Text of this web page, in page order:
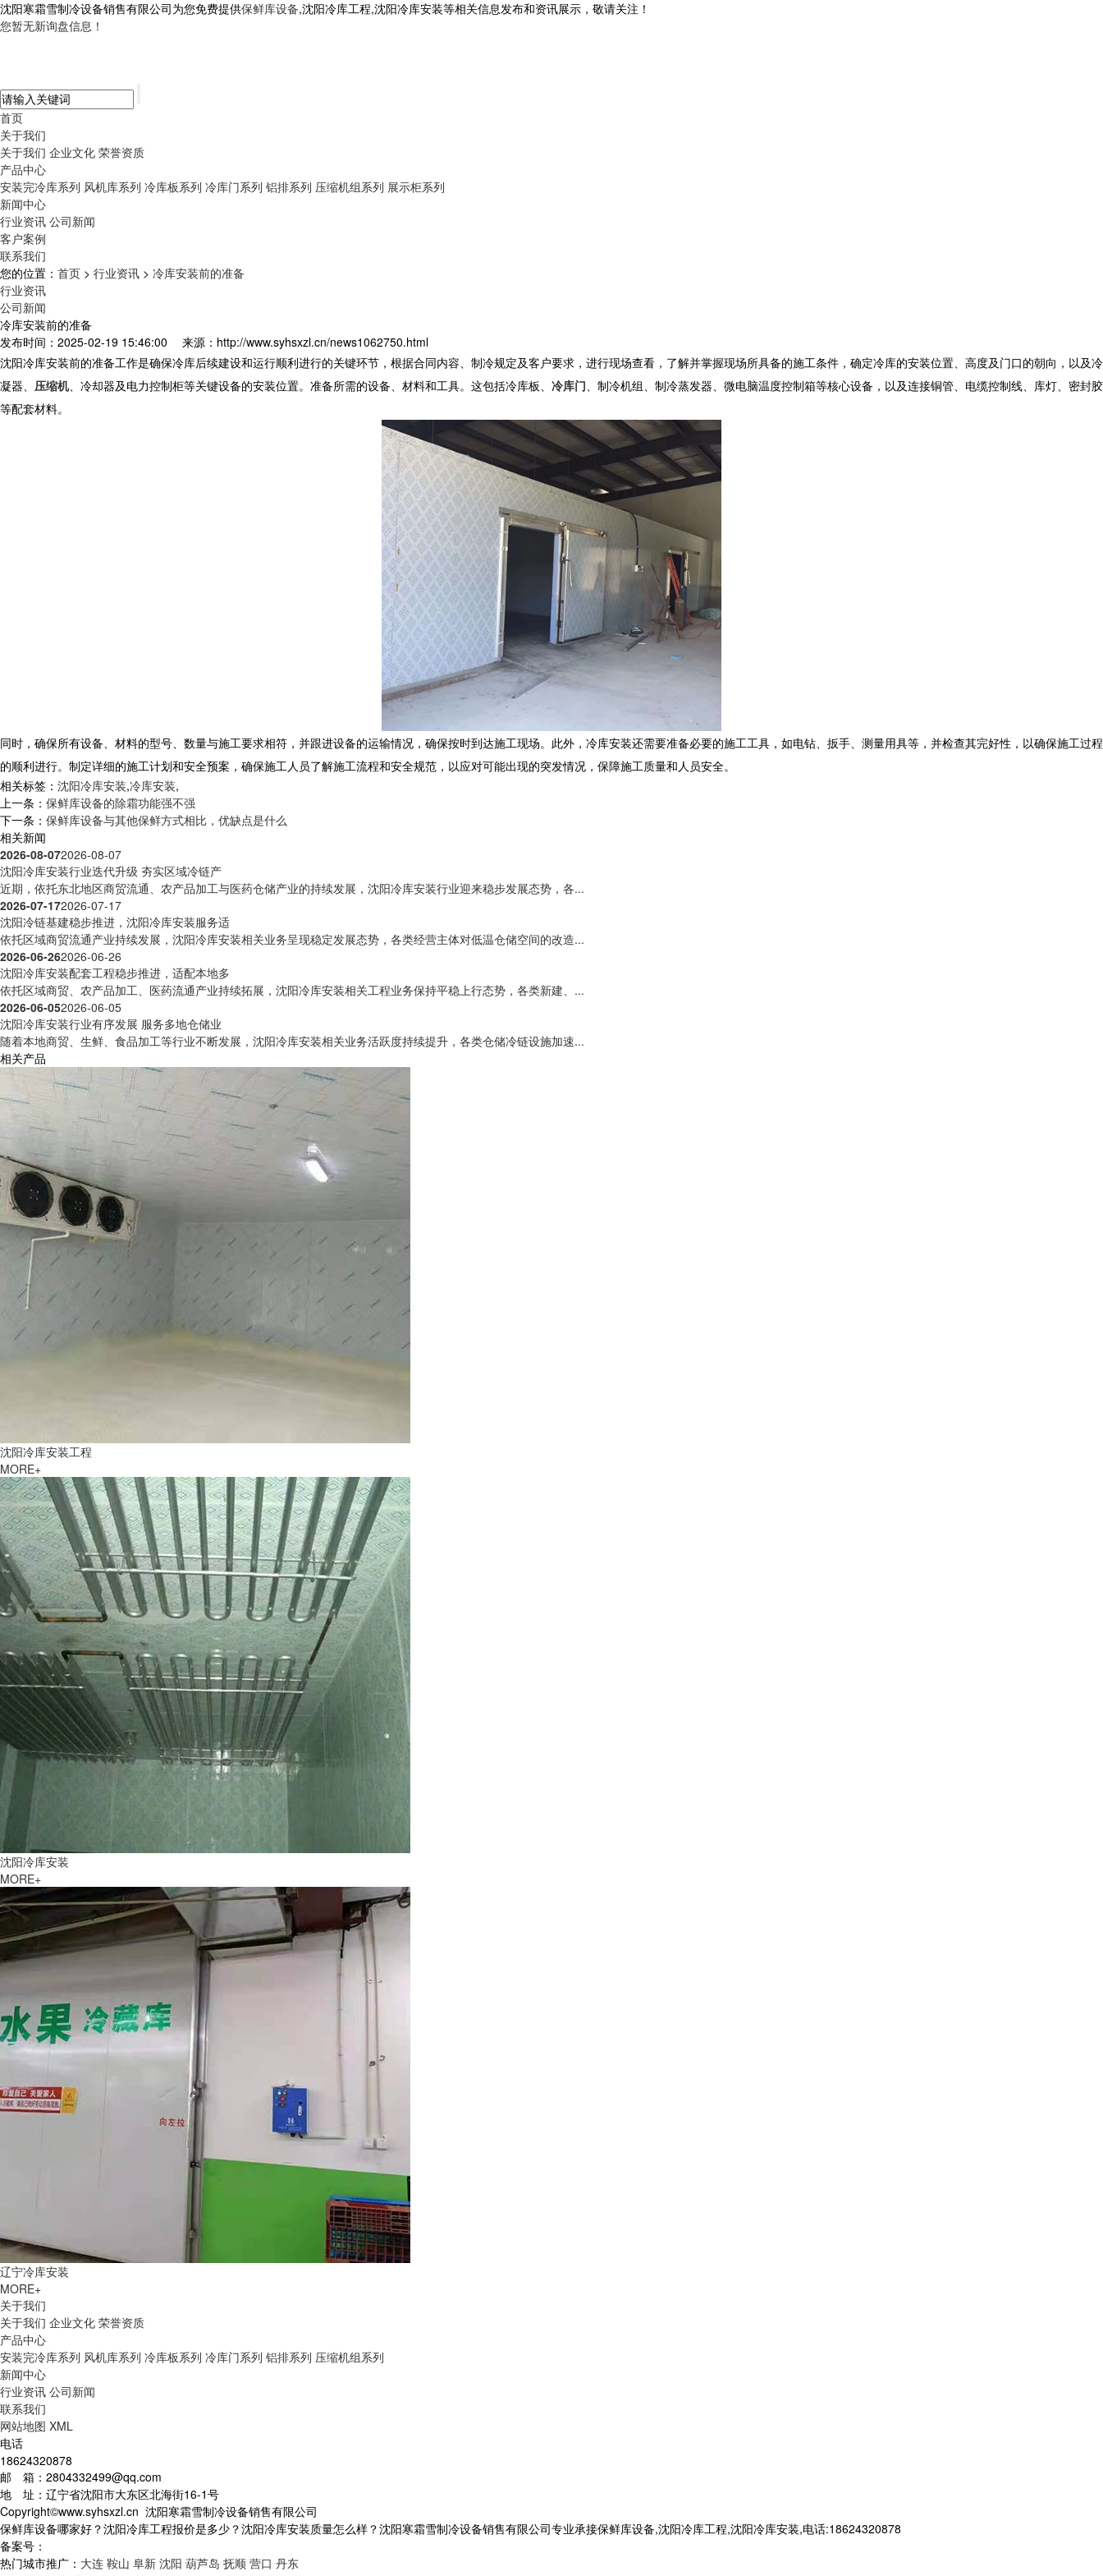
沈阳寒霜雪制冷设备销售有限公司为您免费提供保鲜库设备,沈阳冷库工程,沈阳冷库安装等相关信息发布和资讯展示，敬请关注！
您暂无新询盘信息！
首页
关于我们
关于我们 企业文化 荣誉资质
产品中心
安装完冷库系列 风机库系列 冷库板系列 冷库门系列 铝排系列 压缩机组系列 展示柜系列
新闻中心
行业资讯 公司新闻
客户案例
联系我们
您的位置： 首页 > 行业资讯 > 冷库安装前的准备
行业资讯
公司新闻
冷库安装前的准备
发布时间：2025-02-19 15:46:00
来源：http://www.syhsxzl.cn/news1062750.html
沈阳冷库安装前的准备工作是确保冷库后续建设和运行顺利进行的关键环节，根据合同内容、制冷规定及客户要求，进行现场查看，了解并掌握现场所具备的施工条件，确定冷库的安装位置、高度及门口的朝向，以及冷
凝器、 压缩机、冷却器及电力控制柜等关键设备的安装位置。准备所需的设备、材料和工具。这包括冷库板、 冷库门 、制冷机组、制冷蒸发器、微电脑温度控制箱等核心设备，以及连接铜管、电缆控制线、库灯、密封胶
等配套材料。
同时，确保所有设备、材料的型号、数量与施工要求相符，并跟进设备的运输情况，确保按时到达施工现场。此外， 冷库安装还需要准备必要的施工工具，如电钻、扳手、测量用具等，并检查其完好性，以确保施工过程
的顺利进行。制定详细的施工计划和安全预案，确保施工人员了解施工流程和安全规范，以应对可能出现的突发情况，保障施工质量和人员安全。
相关标签： 沈阳冷库安装,冷库安装,
上一条： 保鲜库设备的除霜功能强不强
下一条： 保鲜库设备与其他保鲜方式相比，优缺点是什么
相关新闻
2026-08-072026-08-07
沈阳冷库安装行业迭代升级 夯实区域冷链产
近期，依托东北地区商贸流通、农产品加工与医药仓储产业的持续发展，沈阳冷库安装行业迎来稳步发展态势，各...
2026-07-172026-07-17
沈阳冷链基建稳步推进，沈阳冷库安装服务适
依托区域商贸流通产业持续发展，沈阳冷库安装相关业务呈现稳定发展态势，各类经营主体对低温仓储空间的改造...
2026-06-262026-06-26
沈阳冷库安装配套工程稳步推进，适配本地多
依托区域商贸、农产品加工、医药流通产业持续拓展，沈阳冷库安装相关工程业务保持平稳上行态势，各类新建、...
2026-06-052026-06-05
沈阳冷库安装行业有序发展 服务多地仓储业
随着本地商贸、生鲜、食品加工等行业不断发展，沈阳冷库安装相关业务活跃度持续提升，各类仓储冷链设施加速...
相关产品
沈阳冷库安装工程
MORE+
沈阳冷库安装
MORE+
辽宁冷库安装
MORE+
关于我们
关于我们 企业文化 荣誉资质
产品中心
安装完冷库系列 风机库系列 冷库板系列 冷库门系列 铝排系列 压缩机组系列
新闻中心
行业资讯 公司新闻
联系我们
网站地图 XML
电话
18624320878
邮 箱：2804332499@qq.com
地 址：辽宁省沈阳市大东区北海街16-1号
Copyright©www.syhsxzl.cn 沈阳寒霜雪制冷设备销售有限公司
保鲜库设备哪家好？沈阳冷库工程报价是多少？沈阳冷库安装质量怎么样？沈阳寒霜雪制冷设备销售有限公司专业承接保鲜库设备,沈阳冷库工程,沈阳冷库安装,电话:18624320878
备案号：
热门城市推广： 大连 鞍山 阜新 沈阳 葫芦岛 抚顺 营口 丹东